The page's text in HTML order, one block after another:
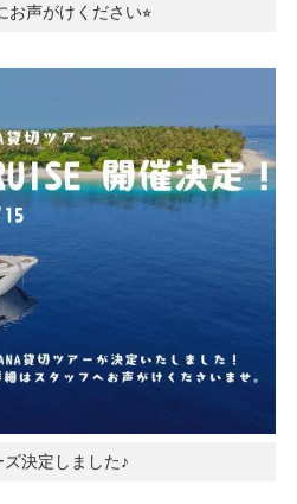
声がけください⭐︎
決定しました♪